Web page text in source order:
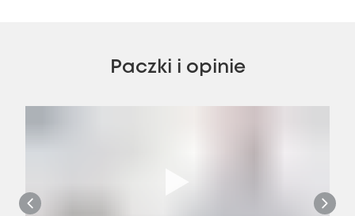
Paczki i opinie